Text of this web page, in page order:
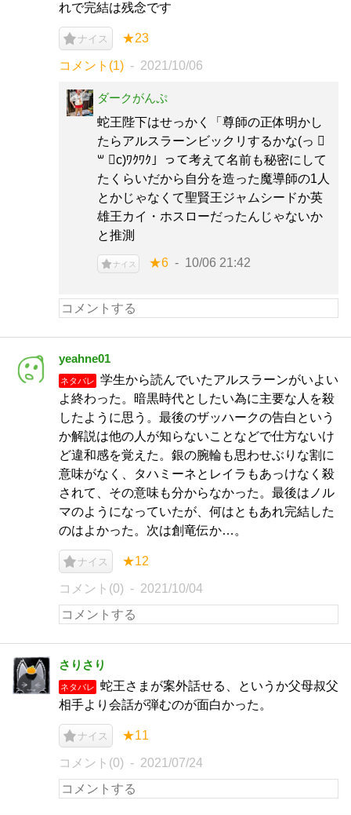
れで完結は残念です
ナイス ★23
コメント(1) 2021/10/06
ダークがんぷ
蛇王陛下はせっかく「尊師の正体明かし
たらアルスラーンビックリするかな(っ ॑
꒳ ॑c)ﾜｸﾜｸ」って考えて名前も秘密にして
たくらいだから自分を造った魔導師の1人
とかじゃなくて聖賢王ジャムシードか英
雄王カイ・ホスローだったんじゃないか
と推測
ナイス ★6 10/06 21:42
yeahne01
ネタバレ
学生から読んでいたアルスラーンがいよい
よ終わった。暗黒時代としたい為に主要な人を殺
したように思う。最後のザッハークの告白という
か解説は他の人が知らないことなどで仕方ないけ
ど違和感を覚えた。銀の腕輪も思わせぶりな割に
意味がなく、タハミーネとレイラもあっけなく殺
されて、その意味も分からなかった。最後はノル
マのようになっていたが、何はともあれ完結した
のはよかった。次は創竜伝か…。
ナイス ★12
コメント(0) 2021/10/04
さりさり
ネタバレ
蛇王さまが案外話せる、というか父母叔父
相手より会話が弾むのが面白かった。
ナイス ★11
コメント(0) 2021/07/24